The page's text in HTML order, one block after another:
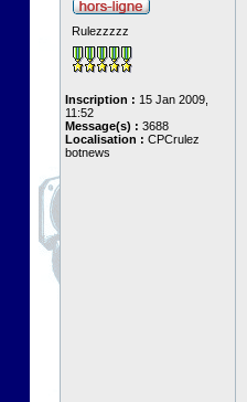
Rulezzzzz
Inscription : 15 Jan 2009,
11:52
Message(s) : 3688
Localisation : CPCrulez
botnews